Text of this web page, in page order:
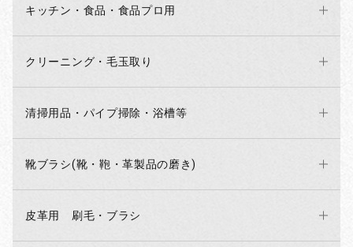
キッチン・食品・食品プロ用
クリーニング・毛玉取り
清掃用品・パイプ掃除・浴槽等
靴ブラシ(靴・鞄・革製品の磨き)
皮革用 刷毛・ブラシ